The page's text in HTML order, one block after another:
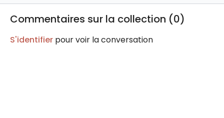
Commentaires sur la collection (0)
S'identifier pour voir la conversation